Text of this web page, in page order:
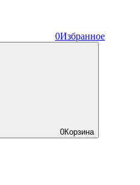
0Избранное
0Корзина